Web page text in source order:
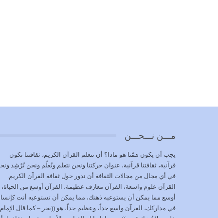
مـــن نـــحـــن
يجب أن يكون همّنا هو ماذا؟ أن نتعلم القرآن الكريم، ثقافتنا تكون
قرآنية، ثقافتنا قرآنية، عنوان حركتنا ونحن نتعلم ونُعلّم ونحن نُرْشِد
في أي مجال من مجالات الثقافة أن ندور حول ثقافة القرآن الكريم.
القرآن علوم واسعة، القرآن معارف عظيمة، القرآن أوسع من الحياة،
أوسع مما يمكن أن يستوعبه ذهنك، مما يمكن أن تستوعبه أنت
في مداركك، القرآن واسع جداً، وعظيم جداً، هو ((بحر – كما قال الإمام